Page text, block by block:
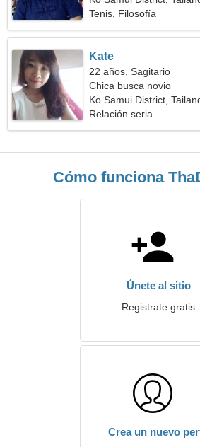
Tenis, Filosofía
Kate
22 años, Sagitario
Chica busca novio
Ko Samui District,
Relación seria
Cómo funciona
Únete al sitio
Registrate gratis
Crea un nuevo